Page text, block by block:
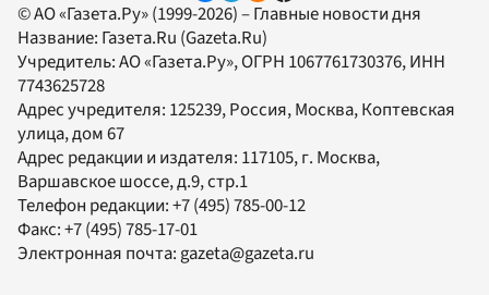
© АО «Газета.Ру» (1999-2026) – Главные новости дня
Название: Газета.Ru (Gazeta.Ru)
Учредитель:АО «Газета.Ру», ОГРН 1067761730376, ИНН
7743625728
Адрес учредителя: 125239, Россия, Москва, Коптевская
улица, дом 67
Адрес редакции и издателя: 117105, г. Москва,
Варшавское шоссе, д.9, стр.1
Телефон редакции:+7 (495) 785-00-12
Факс:+7 (495) 785-17-01
Электронная почта:gazeta@gazeta.ru